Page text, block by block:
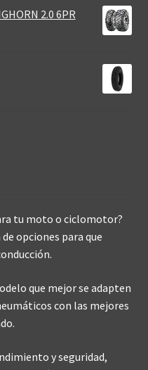
2.0 6PR
tu moto o ciclomotor?
opciones para que
que mejor se adapten
con las mejores
y seguridad,